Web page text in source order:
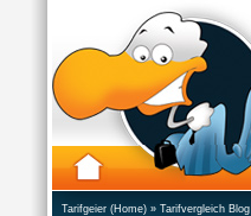
Tarifgeier (Home) » Tarifvergleich Blog